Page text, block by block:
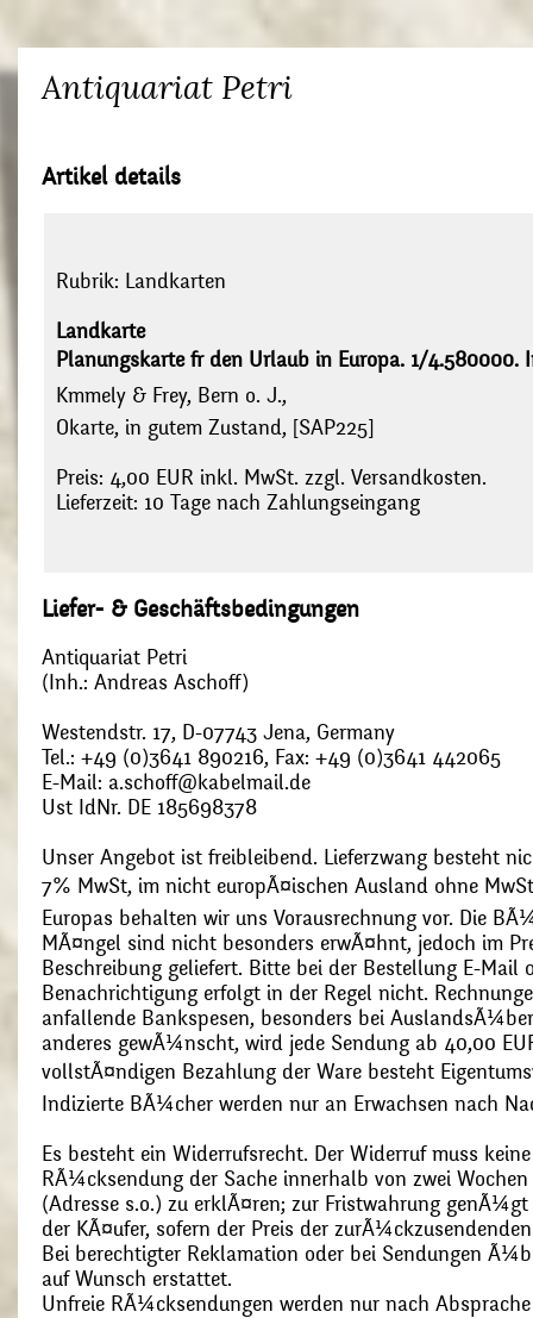
Antiquariat Petri
Artikel details
Rubrik: Landkarten
Landkarte
Planungskarte fr den Urlaub in Europa. 1/4.580000.
Kmmely & Frey, Bern o. J.,
Okarte, in gutem Zustand, [SAP225]
Preis: 4,00 EUR inkl. MwSt. zzgl. Versandkosten.
Lieferzeit: 10 Tage nach Zahlungseingang
Liefer- & Geschäftsbedingungen
Antiquariat Petri
(Inh.: Andreas Aschoff)
Westendstr. 17, D-07743 Jena, Germany
Tel.: +49 (0)3641 890216, Fax: +49 (0)3641 442065
E-Mail: a.schoff@kabelmail.de
Ust IdNr. DE 185698378
Unser Angebot ist freibleibend. Lieferzwang besteht
7% MwSt, im nicht europÃ¤ischen Ausland ohne
Europas behalten wir uns Vorausrechnung vor. Die
MÃ¤ngel sind nicht besonders erwÃ¤hnt, jedoch im
Beschreibung geliefert. Bitte bei der Bestellung E-Mail
Benachrichtigung erfolgt in der Regel nicht.
anfallende Bankspesen, besonders bei
anderes gewÃ¼nscht, wird jede Sendung ab 40,00
vollstÃ¤ndigen Bezahlung der Ware besteht
Indizierte BÃ¼cher werden nur an Erwachsen nach
Es besteht ein Widerrufsrecht. Der Widerruf muss
RÃ¼cksendung der Sache innerhalb von zwei
(Adresse s.o.) zu erklÃ¤ren; zur Fristwahrung
der KÃ¤ufer, sofern der Preis der
Bei berechtigter Reklamation oder bei Sendungen
auf Wunsch erstattet.
Unfreie RÃ¼cksendungen werden nur nach